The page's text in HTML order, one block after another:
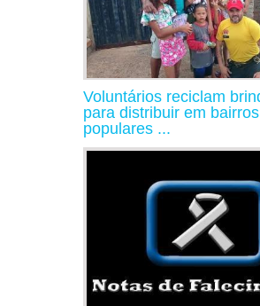
Voluntários reciclam
para distribuir em bairros
populares ...